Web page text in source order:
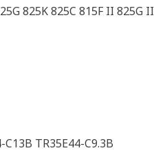
825K 825C 815F II 825G II
TR35E44-C9.3B